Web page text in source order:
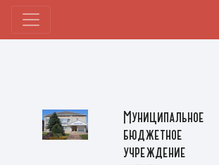
Муниципальное
бюджетное
учреждение